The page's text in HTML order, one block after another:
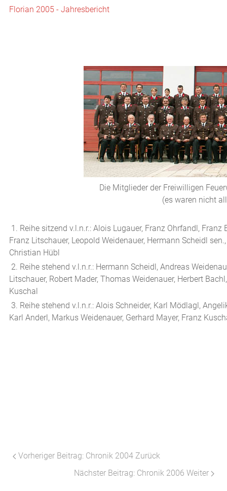
Florian 2005 - Jahresbericht
Die Mitglieder der Freiwilligen
(es waren nicht
1. Reihe sitzend v.l.n.r.: Alois Lugauer, Franz Ohrfandl,
Franz Litschauer, Leopold Weidenauer, Hermann Scheidl
Christian Hübl
2. Reihe stehend v.l.n.r.: Hermann Scheidl, Andreas
Litschauer, Robert Mader, Thomas Weidenauer, Herbert
Kuschal
3. Reihe stehend v.l.n.r.: Alois Schneider, Karl Mödlagl,
Karl Anderl, Markus Weidenauer, Gerhard Mayer, Franz
Vorheriger Beitrag: Chronik 2004 Zurück
Nächster Beitrag: Chronik 2006 Weiter